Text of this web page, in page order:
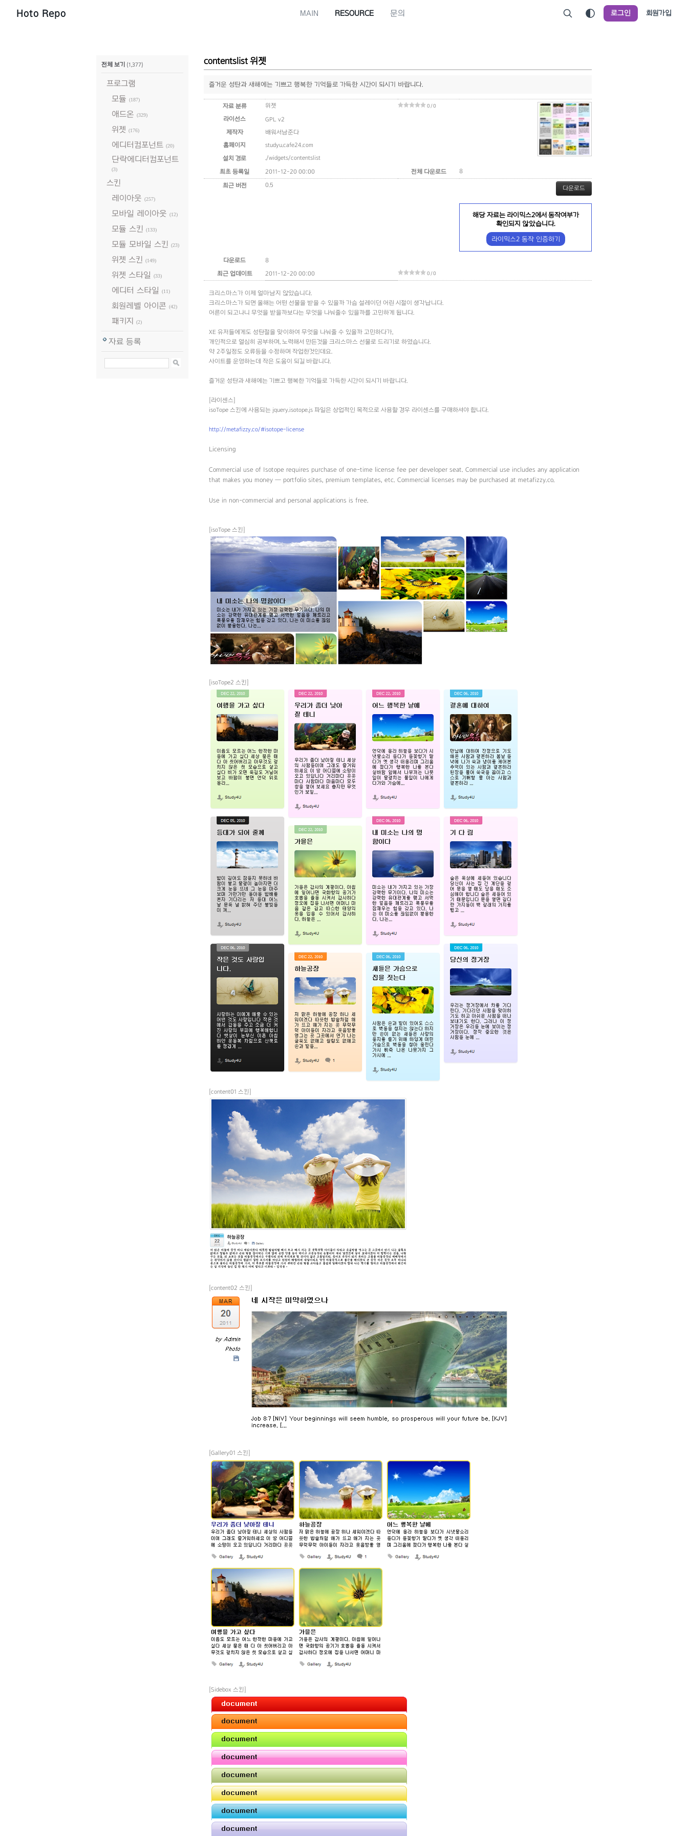
Hoto Repo MAIN RESOURCE 문의 로그인 회원가입
전체 보기 (1,377)
프로그램
모듈 (187)
애드온 (329)
위젯 (176)
에디터컴포넌트 (20)
단락에디터컴포넌트
(3)
스킨
레이아웃 (257)
모바일 레이아웃 (12)
모듈 스킨 (133)
모듈 모바일 스킨 (23)
위젯 스킨 (149)
위젯 스타일 (33)
에디터 스타일 (11)
회원레벨 아이콘 (42)
패키지 (2)
자료 등록
contentslist 위젯
즐거운 성탄과 새해에는 기쁘고 행복한 기억들로 가득한 시간이 되시기 바랍니다.
자료 분류 위젯 0 / 0
라이선스
GPL v2
제작자
배워서남준다
홈페이지
studyu.cafe24.com
설치 경로
./widgets/contentslist
최초 등록일
2011-12-20 00:00 전체 다운로드
8
최근 버전
0.5 다운로드
해당 자료는 라이믹스2에서 동작여부가
확인되지 않았습니다.
라이믹스2 동작 인증하기
다운로드
8
최근 업데이트
2011-12-20 00:00 0 / 0
크리스마스가 이제 얼마남지 않았습니다.
크리스마스가 되면 올해는 어떤 선물을 받을 수 있을까 가슴 설레이던 어린 시절이 생각납니다.
어른이 되고나니 무엇을 받을까보다는 무엇을 나눠줄수 있을까를 고민하게 됩니다.
XE 유저들에게도 성탄절을 맞이하여 무엇을 나눠줄 수 있을까 고민하다가,
개인적으로 열심히 공부하며, 노력해서 만든것을 크리스마스 선물로 드리기로 하였습니다.
약 2주일정도 오류등을 수정하며 작업한것인데요.
사이트를 운영하는데 작은 도움이 되길 바랍니다.
즐거운 성탄과 새해에는 기쁘고 행복한 기억들로 가득한 시간이 되시기 바랍니다.
[라이센스]
isoTope 스킨에 사용되는 jquery.isotope.js 파일은 상업적인 목적으로 사용할 경우 라이센스를 구매하셔야 합니다.
http://metafizzy.co/#isotope-license
Licensing
Commercial use of Isotope requires purchase of one-time license fee per developer seat. Commercial use includes any application
that makes you money — portfolio sites, premium templates, etc. Commercial licenses may be purchased at metafizzy.co.
Use in non-commercial and personal applications is free.
[isoTope 스킨]
[isoTope2 스킨]
[content01 스킨]
[content02 스킨]
[Gallery01 스킨]
[Sidebox 스킨]